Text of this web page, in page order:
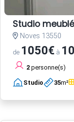
Studio
Noves 13550
de 1050€ à
2 personne(s)
Studio 35m²